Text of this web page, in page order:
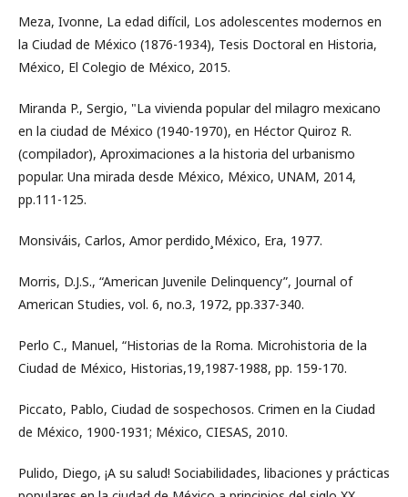
Meza, Ivonne, La edad difícil, Los adolescentes modernos en
la Ciudad de México (1876-1934), Tesis Doctoral en Historia,
México, El Colegio de México, 2015.
Miranda P., Sergio, "La vivienda popular del milagro mexicano
en la ciudad de México (1940-1970), en Héctor Quiroz R.
(compilador), Aproximaciones a la historia del urbanismo
popular. Una mirada desde México, México, UNAM, 2014,
pp.111-125.
Monsiváis, Carlos, Amor perdido¸México, Era, 1977.
Morris, D.J.S., “American Juvenile Delinquency”, Journal of
American Studies, vol. 6, no.3, 1972, pp.337-340.
Perlo C., Manuel, “Historias de la Roma. Microhistoria de la
Ciudad de México, Historias,19,1987-1988, pp. 159-170.
Piccato, Pablo, Ciudad de sospechosos. Crimen en la Ciudad
de México, 1900-1931; México, CIESAS, 2010.
Pulido, Diego, ¡A su salud! Sociabilidades, libaciones y prácticas